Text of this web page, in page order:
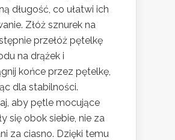
długość, co ułatwi ich
Złóż sznurek na
przełóż pętelkę
na drążek i
końce przez pętelkę,
dla stabilności.
aby pętle mocujące
się obok siebie, nie za
za ciasno. Dzięki temu